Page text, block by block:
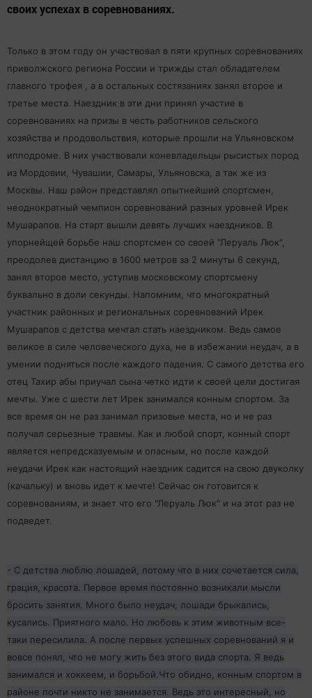
своих успехах в соревнованиях.
Только в этом году он участвовал в пяти крупных соревнованиях
приволжского региона России и трижды стал обладателем
главного трофея , а в остальных состязаниях занял второе и
третье места. Наездник в эти дни принял участие в
соревнованиях на призы в честь работников сельского
хозяйства и продовольствия, которые прошли на Ульяновском
ипподроме. В них участвовали коневладельцы рысистых пород
из Мордовии, Чувашии, Самары, Ульяновска, а так же из
Москвы. Наш район представлял опытнейший спортсмен,
неоднократный чемпион соревнований разных уровней Ирек
Мушарапов. На старт вышли девять лучших наездников. В
упорнейщей борьбе наш спортсмен со своей "Леруаль Люк",
преодолев дистанцию в 1600 метров за 2 минуты 6 секунд,
занял второе место, уступив московскому спортсмену
буквально в доли секунды. Напомним, что многократный
участник районных и региональных соревнований Ирек
Мушарапов с детства мечтал стать наездником. Ведь самое
великое в силе человеческого духа, не в избежании неудач, а в
умении подняться после каждого падения. С самого детства его
отец Тахир абы приучал сына четко идти к своей цели достигая
мечты. Уже с шести лет Ирек занимался конным спортом. За
все время он не раз занимал призовые места, но и не раз
получал серьезные травмы. Как и любой спорт, конный спорт
является непредсказуемым и опасным, но после каждой
неудачи Ирек как настоящий наездник садится на свою двуколку
(качальку) и вновь идет к мечте! Сейчас он готовится к
соревнованиям, и знает что его "Леруаль Люк" и на этот раз не
подведет.
- С детства люблю лошадей, потому что в них сочетается сила,
грация, красота. Первое время постоянно возникали мысли
бросить занятия. Много было неудач, лошади брыкались,
кусались. Приятного мало. Но любовь к этим животным все-
таки пересилила. А после первых успешных соревнований я и
вовсе понял, что не могу жить без этого вида спорта. Я ведь
занимался и хоккеем, и борьбой.Что обидно, конным спортом в
районе почти никто не занимается. Ведь это интересный, но